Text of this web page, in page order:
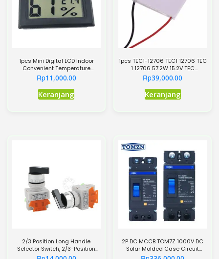
diambil
1pcs Mini Digital LCD Indoor
Convenient Temperature
Sensor Humidity Meter
Thermometer Hygrometer
Gauge
Rp11,000.00
KeranjangProduk
diambil
di
halaman
1pcs TEC1-12706 TEC1 12706 TEC
1 12706 57.2W 15.2V TEC
Thermoelectric Cooler Peltier
Rp39,000.00
Keranjang
2/3 Position Long Handle
Selector Switch, 2/3-Position
Rotary Switch, LAY37-11XB/2 LAY7
2P DC MCCB TOM7Z 1000V DC
Solar Molded Case Circuit
Breaker MCCB Overload